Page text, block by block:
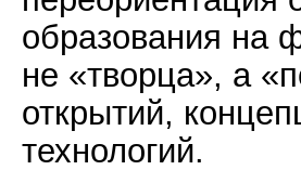
образования на
не «творца», а
открытий,
технологий.